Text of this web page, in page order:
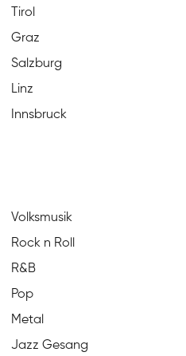
Tirol
Graz
Salzburg
Linz
Innsbruck
Volksmusik
Rock n Roll
R&B
Pop
Metal
Jazz Gesang